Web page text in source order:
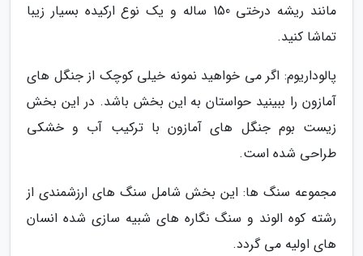
مانند ریشه درختی 150 ساله و یک نوع ارکیده بسیار زیبا
تماشا کنید.
پالوداریوم: اگر می خواهید نمونه خیلی کوچک از جنگل های
آمازون را ببینید حواستان به این بخش باشد. در این بخش
زیست بوم جنگل های آمازون با ترکیب آب و خشکی
طراحی شده است.
مجموعه سنگ ها: این بخش شامل سنگ های ارزشمندی از
رشته کوه الوند و سنگ نگاره های شبیه سازی شده انسان
های اولیه می گردد.